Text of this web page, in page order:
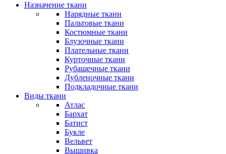
Назначение ткани
Нарядные ткани
Пальтовые ткани
Костюмные ткани
Блузочные ткани
Плательные ткани
Курточные ткани
Рубашечные ткани
Дубленочные ткани
Подкладочные ткани
Виды ткани
Атлас
Бархат
Батист
Букле
Вельвет
Вышивка